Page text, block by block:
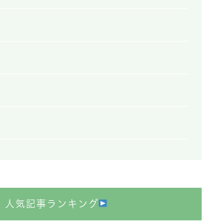
人気記事ランキング